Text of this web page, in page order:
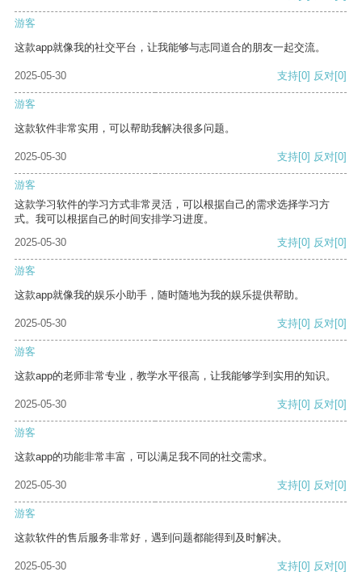
游客
这款app就像我的社交平台，让我能够与志同道合的朋友一起交流。
2025-05-30 支持[0] 反对[0]
游客
这款软件非常实用，可以帮助我解决很多问题。
2025-05-30 支持[0] 反对[0]
游客
这款学习软件的学习方式非常灵活，可以根据自己的需求选择学习方
式。我可以根据自己的时间安排学习进度。
2025-05-30
支持[0] 反对[0]
游客
这款app就像我的娱乐小助手，随时随地为我的娱乐提供帮助。
2025-05-30 支持[0] 反对[0]
游客
这款app的老师非常专业，教学水平很高，让我能够学到实用的知识。
2025-05-30 支持[0] 反对[0]
游客
这款app的功能非常丰富，可以满足我不同的社交需求。
2025-05-30 支持[0] 反对[0]
游客
这款软件的售后服务非常好，遇到问题都能得到及时解决。
2025-05-30 支持[0] 反对[0]